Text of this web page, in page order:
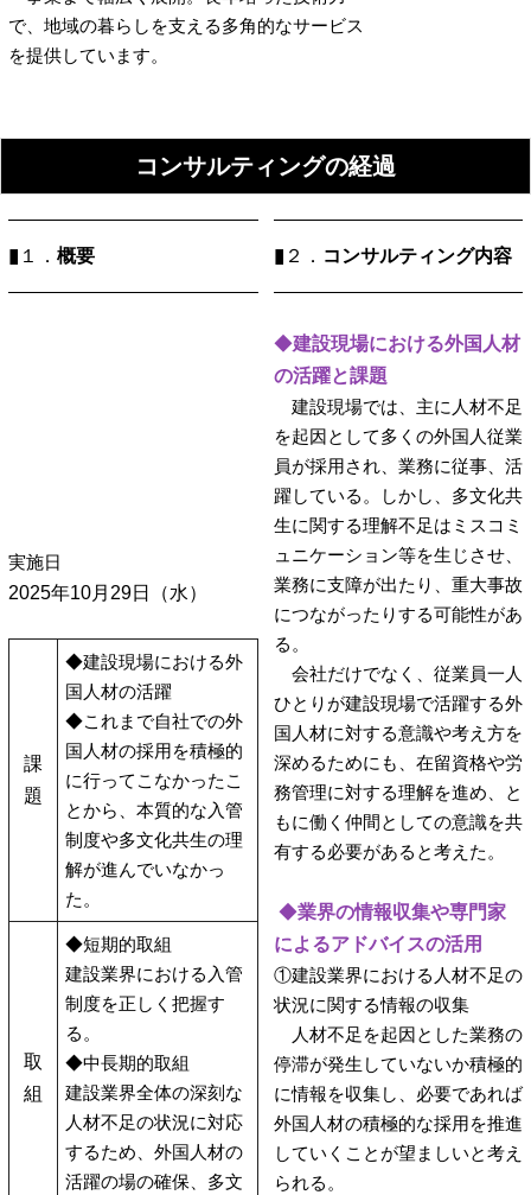
で、地域の暮らしを支える多角的なサービス
を提供しています。
コンサルティングの経過
▮ １． 概要 ▮ ２． コンサルティング内容
実施日
2025年10月29日（水）
課
題
◆建設現場における外
国人材の活躍
◆これまで自社での外
国人材の採用を積極的
に行ってこなかったこ
とから、本質的な入管
制度や多文化共生の理
解が進んでいなかっ
た。
取
組
◆短期的取組
建設業界における入管
制度を正しく把握す
る。
◆中長期的取組
建設業界全体の深刻な
人材不足の状況に対応
するため、外国人材の
活躍の場の確保、多文
◆建設現場における外国人材
の活躍と課題
建設現場では、主に人材不足
を起因として多くの外国人従業
員が採用され、業務に従事、活
躍している。しかし、多文化共
生に関する理解不足はミスコミ
ュニケーション等を生じさせ、
業務に支障が出たり、重大事故
につながったりする可能性があ
る。
会社だけでなく、従業員一人
ひとりが建設現場で活躍する外
国人材に対する意識や考え方を
深めるためにも、在留資格や労
務管理に対する理解を進め、と
もに働く仲間としての意識を共
有する必要があると考えた。
◆業界の情報収集や専門家
によるアドバイスの活用
①建設業界における人材不足の
状況に関する情報の収集
人材不足を起因とした業務の
停滞が発生していないか積極的
に情報を収集し、必要であれば
外国人材の積極的な採用を推進
していくことが望ましいと考え
られる。